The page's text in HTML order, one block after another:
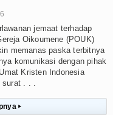
jemaat terhadap
Oikoumene (POUK)
memanas paska terbitnya
komunikasi dengan pihak
Kristen Indonesia
surat . . .
▸